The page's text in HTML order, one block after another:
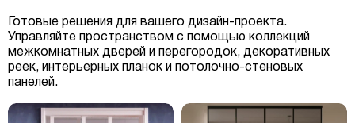
Готовые решения для вашего дизайн-проекта.
Управляйте пространством с помощью коллекций
межкомнатных дверей и перегородок, декоративных
реек, интерьерных планок и потолочно-стеновых
панелей.